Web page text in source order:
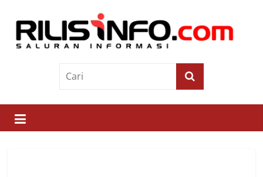
contentRilis
Saluran
Informasi